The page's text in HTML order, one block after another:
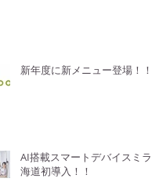
新年度に新メニュー登場！！
AI搭載スマートデバイスミラ
海道初導入！！